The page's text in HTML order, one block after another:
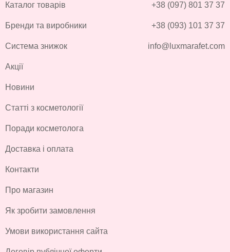
Каталог товарів
Бренди та виробники
Система знижок
Акції
Новини
Статті з косметології
Поради косметолога
Доставка і оплата
Контакти
Про магазин
Як зробити замовлення
Умови використання сайта
+38 (097) 801 37 37
+38 (093) 101 37 37
info@luxmarafet.com